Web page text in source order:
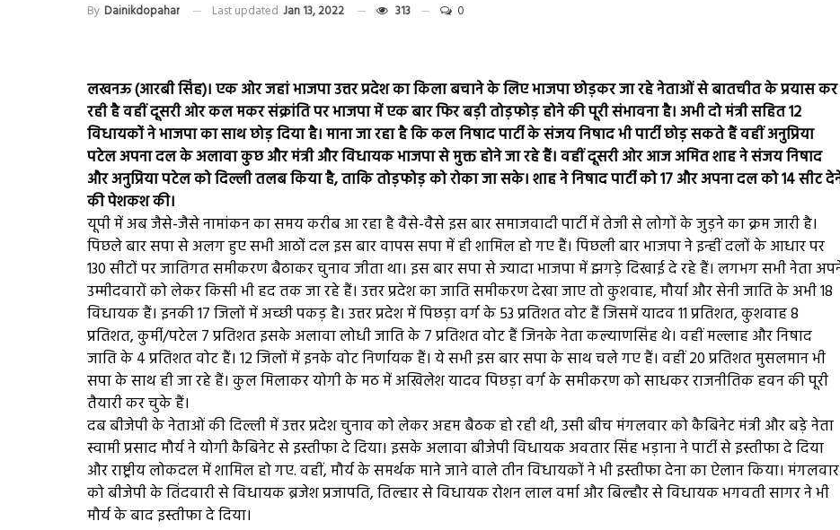
By Dainikdopahar Last updated Jan 13, 2022 313 0
लखनऊ (आरबी सिंह)। एक ओर जहां भाजपा उत्तर प्रदेश का किला बचाने के लिए भाजपा छोड़कर जा रहे नेताओं से बातचीत के प्रयास कर
रही है वहीं दूसरी ओर कल मकर संक्रांति पर भाजपा में एक बार फिर बड़ी तोड़फोड़ होने की पूरी संभावना है। अभी दो मंत्री सहित 12
विधायकों ने भाजपा का साथ छोड़ दिया है। माना जा रहा है कि कल निषाद पार्टी के संजय निषाद भी पार्टी छोड़ सकते हैं वहीं अनुप्रिया
पटेल अपना दल के अलावा कुछ और मंत्री और विधायक भाजपा से मुक्त होने जा रहे हैं। वहीं दूसरी ओर आज अमित शाह ने संजय निषाद
और अनुप्रिया पटेल को दिल्ली तलब किया है, ताकि तोड़फोड़ को रोका जा सके। शाह ने निषाद पार्टी को 17 और अपना दल को 14 सीट
की पेशकश की।
यूपी में अब जैसे-जैसे नामांकन का समय करीब आ रहा है वैसे-वैसे इस बार समाजवादी पार्टी में तेजी से लोगों के जुड़ने का क्रम जारी है।
पिछले बार सपा से अलग हुए सभी आठों दल इस बार वापस सपा में ही शामिल हो गए हैं। पिछली बार भाजपा ने इन्हीं दलों के आधार पर
130 सीटों पर जातिगत समीकरण बैठाकर चुनाव जीता था। इस बार सपा से ज्यादा भाजपा में झगड़े दिखाई दे रहे हैं। लगभग सभी नेता
उम्मीदवारों को लेकर किसी भी हद तक जा रहे हैं। उत्तर प्रदेश का जाति समीकरण देखा जाए तो कुशवाह, मौर्या और सेनी जाति के अभी 18
विधायक हैं। इनकी 17 जिलों में अच्छी पकड़ है। उत्तर प्रदेश में पिछड़ा वर्ग के 53 प्रतिशत वोट हैं जिसमें यादव 11 प्रतिशत, कुशवाह 8
प्रतिशत, कुर्मी/पटेल 7 प्रतिशत इसके अलावा लोधी जाति के 7 प्रतिशत वोट हैं जिनके नेता कल्याणसिंह थे। वहीं मल्लाह और निषाद
जाति के 4 प्रतिशत वोट हैं। 12 जिलों में इनके वोट निर्णायक हैं। ये सभी इस बार सपा के साथ चले गए हैं। वहीं 20 प्रतिशत मुसलमान भी
सपा के साथ ही जा रहे हैं। कुल मिलाकर योगी के मठ में अखिलेश यादव पिछड़ा वर्ग के समीकरण को साधकर राजनीतिक हवन की पूरी
तैयारी कर चुके हैं।
दब बीजेपी के नेताओं की दिल्ली में उत्तर प्रदेश चुनाव को लेकर अहम बैठक हो रही थी, उसी बीच मंगलवार को कैबिनेट मंत्री और बड़े नेता
स्वामी प्रसाद मौर्य ने योगी कैबिनेट से इस्तीफा दे दिया। इसके अलावा बीजेपी विधायक अवतार सिंह भड़ाना ने पार्टी से इस्तीफा दे दिया
और राष्ट्रीय लोकदल में शामिल हो गए. वहीं, मौर्य के समर्थक माने जाने वाले तीन विधायकों ने भी इस्तीफा देना का ऐलान किया। मंगलवार
को बीजेपी के तिंदवारी से विधायक ब्रजेश प्रजापति, तिल्हार से विधायक रोशन लाल वर्मा और बिल्हौर से विधायक भगवती सागर ने भी
मौर्य के बाद इस्तीफा दे दिया।